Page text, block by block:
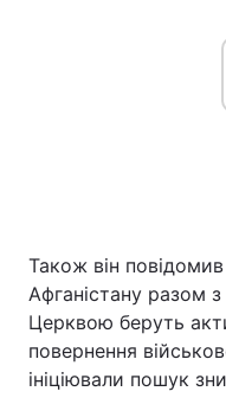
Також він
Афганістану разом
Церквою беруть
повернення
ініціювали пошук